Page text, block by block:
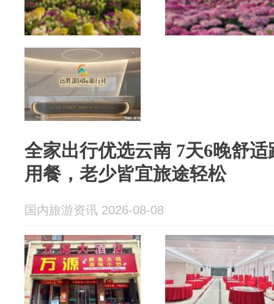
全家出行优选云南 7天6晚舒
用餐，老少皆宜旅途轻松
国内旅游资讯 2026-08-08